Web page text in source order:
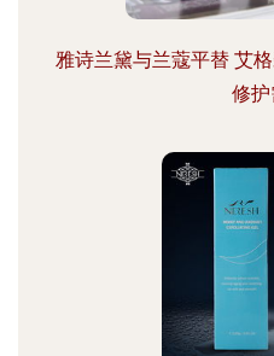
雅诗兰黛与兰蔻平替 艾
修